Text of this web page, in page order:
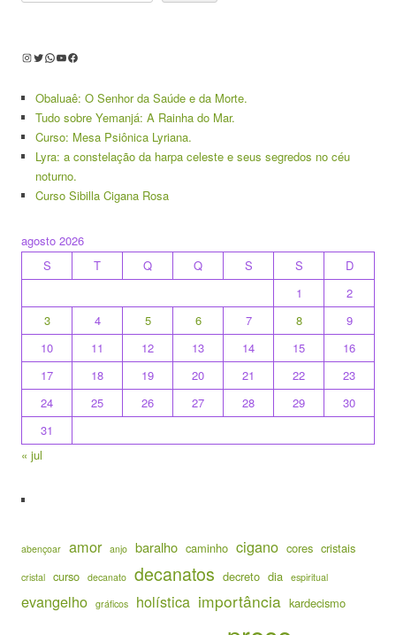
Instagram
Twitter
WhatsApp
Youtube
Facebook
Obaluaê: O Senhor da Saúde e da Morte.
Tudo sobre Yemanjá: A Rainha do Mar.
Curso: Mesa Psiônica Lyriana.
Lyra: a constelação da harpa celeste e seus segredos no céu
noturno.
Curso Sibilla Cigana Rosa
agosto 2026
S
T Q Q S S
D
1
2
3
4 5 6 7 8
9
10
11 12 13 14 15
16
17
18 19 20 21 22
23
24
25 26 27 28 29
30
31
« jul
abençoar amor anjo baralho caminho cigano cores cristais
cristal curso decanato decanatos decreto dia espiritual
evangelho gráficos holística importância kardecismo